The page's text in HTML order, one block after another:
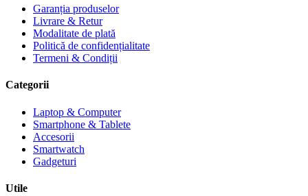
Garanția produselor
Livrare & Retur
Modalitate de plată
Politică de confidențialitate
Termeni & Condiții
Categorii
Laptop & Computer
Smartphone & Tablete
Accesorii
Smartwatch
Gadgeturi
Utile